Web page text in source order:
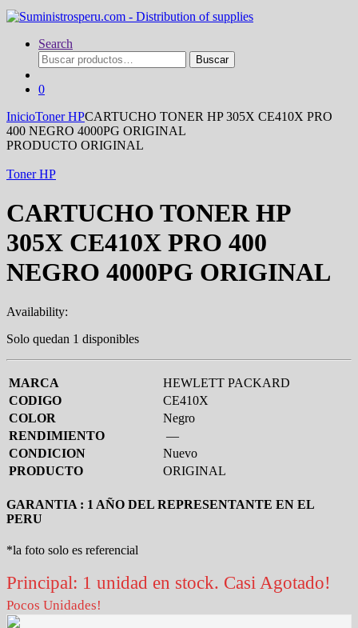
Search
Buscar
por:
Buscar
0
InicioToner HPCARTUCHO TONER HP 305X CE410X PRO
400 NEGRO 4000PG ORIGINAL
PRODUCTO ORIGINAL
Toner HP
CARTUCHO TONER HP
305X CE410X PRO 400
NEGRO 4000PG ORIGINAL
Availability:
Solo quedan 1 disponibles
MARCA
HEWLETT PACKARD
CODIGO
CE410X
COLOR
Negro
RENDIMIENTO
—
CONDICION
Nuevo
PRODUCTO
ORIGINAL
GARANTIA : 1 AÑO DEL REPRESENTANTE EN EL
PERU
*la foto solo es referencial
Principal: 1 unidad en stock. Casi Agotado!
Pocos Unidades!